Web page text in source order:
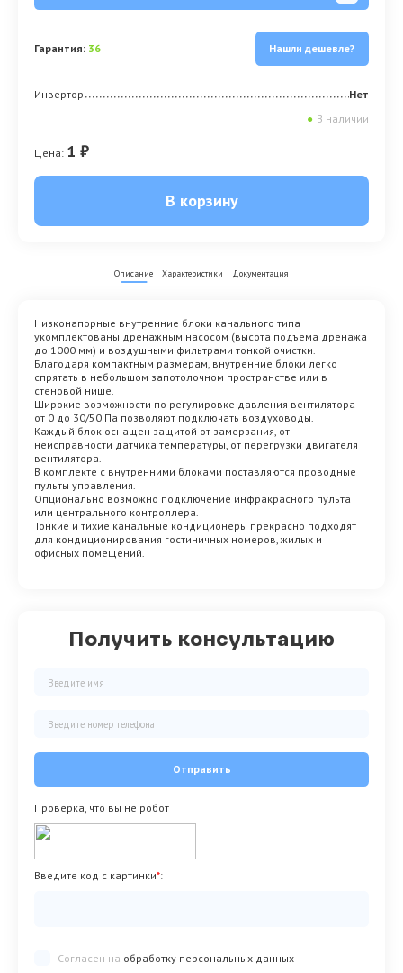
Гарантия: 36 Нашли дешевле?
Инвертор
Нет
● В наличии
Цена: 1 ₽
В корзину
Получить консультацию
Отправить
Проверка, что вы не робот
Введите код с картинки*:
Согласен на обработку персональных данных
Описание Характеристики Документация
Низконапорные внутренние блоки канального типа
укомплектованы дренажным насосом (высота подъема дренажа
до 1000 мм) и воздушными фильтрами тонкой очистки.
Благодаря компактным размерам, внутренние блоки легко
спрятать в небольшом запотолочном пространстве или в
стеновой нише.
Широкие возможности по регулировке давления вентилятора
от 0 до 30/50 Па позволяют подключать воздуховоды.
Каждый блок оснащен защитой от замерзания, от
неисправности датчика температуры, от перегрузки двигателя
вентилятора.
В комплекте с внутренними блоками поставляются проводные
пульты управления.
Опционально возможно подключение инфракрасного пульта
или центрального контроллера.
Тонкие и тихие канальные кондиционеры прекрасно подходят
для кондиционирования гостиничных номеров, жилых и
офисных помещений.